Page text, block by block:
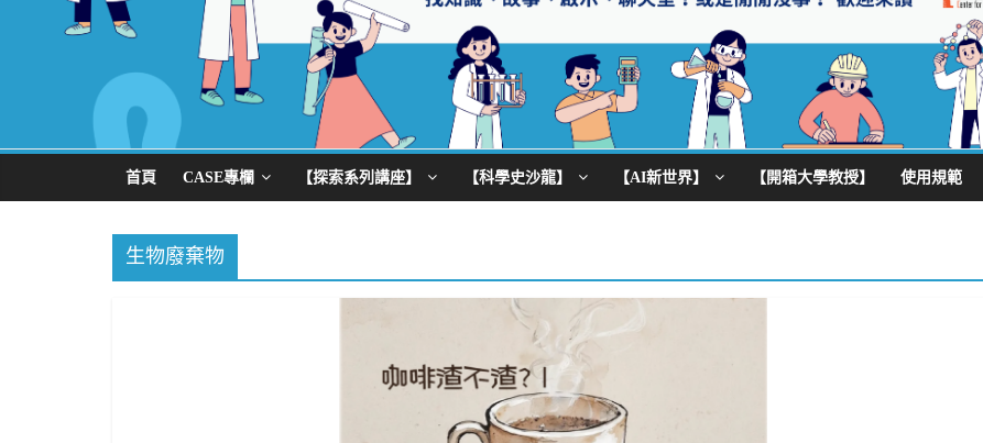
首頁 CASE專欄 【探索系列講座】 【科學史沙龍】 【AI新世界】 【開箱大學教授】 使用規範
生物廢棄物